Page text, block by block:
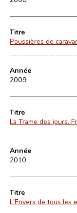
Titre
Poussières de
Année
2009
Titre
La Trame des jours.
Année
2010
Titre
L'Envers de tous les